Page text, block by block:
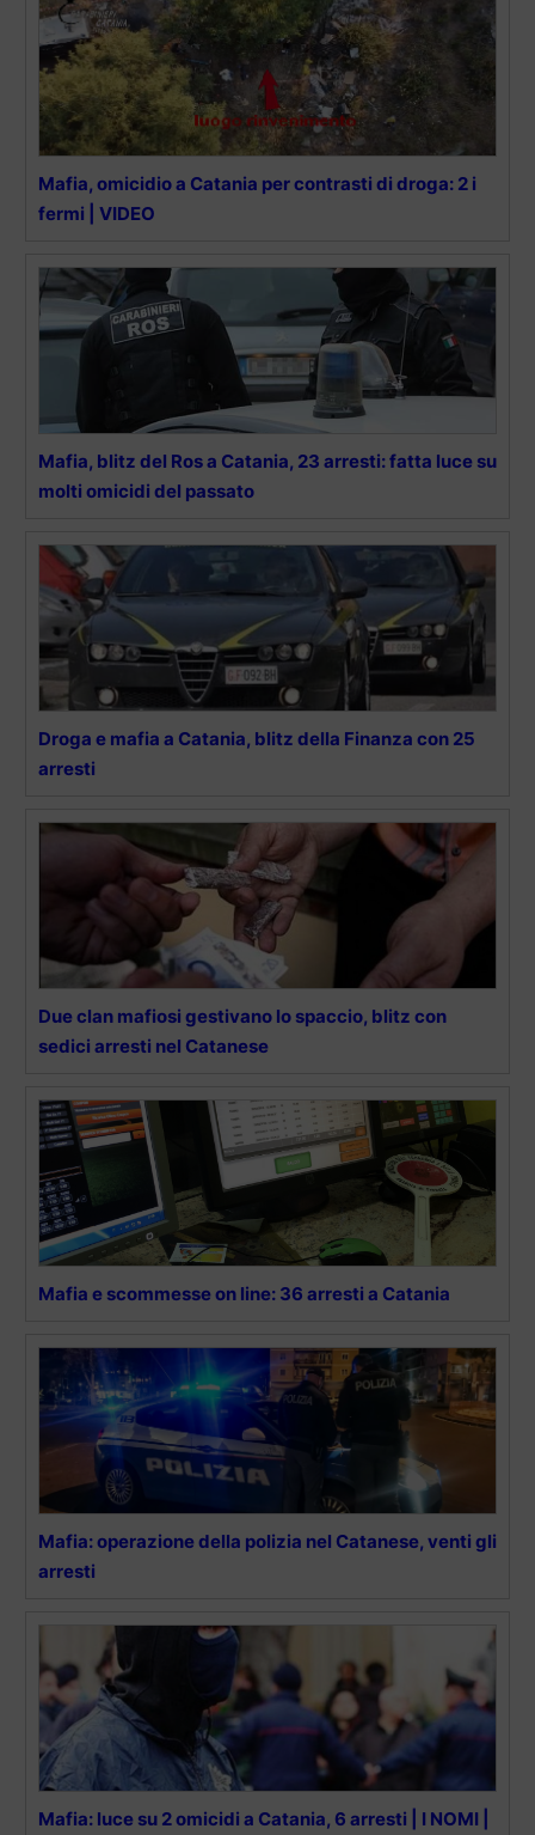
Mafia, omicidio a Catania per contrasti di droga: 2 i
fermi | VIDEO
Mafia, blitz del Ros a Catania, 23 arresti: fatta luce su
molti omicidi del passato
Droga e mafia a Catania, blitz della Finanza con 25
arresti
Due clan mafiosi gestivano lo spaccio, blitz con
sedici arresti nel Catanese
Mafia e scommesse on line: 36 arresti a Catania
Mafia: operazione della polizia nel Catanese, venti gli
arresti
Mafia: luce su 2 omicidi a Catania, 6 arresti | I NOMI |